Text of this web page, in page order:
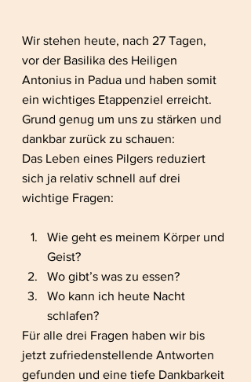
Wir stehen heute, nach 27 Tagen,
vor der Basilika des Heiligen
Antonius in Padua und haben somit
ein wichtiges Etappenziel erreicht.
Grund genug um uns zu stärken und
dankbar zurück zu schauen:
Das Leben eines Pilgers reduziert
sich ja relativ schnell auf drei
wichtige Fragen:
Wie geht es meinem Körper und
Geist?
Wo gibt’s was zu essen?
Wo kann ich heute Nacht
schlafen?
Für alle drei Fragen haben wir bis
jetzt zufriedenstellende Antworten
gefunden und eine tiefe Dankbarkeit